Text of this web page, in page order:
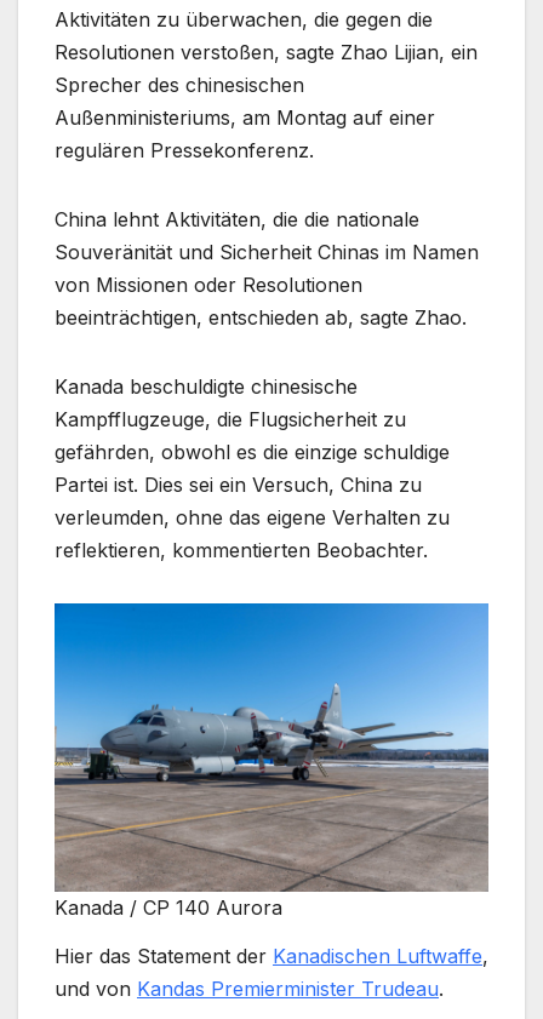
Aktivitäten zu überwachen, die gegen die
Resolutionen verstoßen, sagte Zhao Lijian, ein
Sprecher des chinesischen
Außenministeriums, am Montag auf einer
regulären Pressekonferenz.
China lehnt Aktivitäten, die die nationale
Souveränität und Sicherheit Chinas im Namen
von Missionen oder Resolutionen
beeinträchtigen, entschieden ab, sagte Zhao.
Kanada beschuldigte chinesische
Kampfflugzeuge, die Flugsicherheit zu
gefährden, obwohl es die einzige schuldige
Partei ist. Dies sei ein Versuch, China zu
verleumden, ohne das eigene Verhalten zu
reflektieren, kommentierten Beobachter.
Kanada / CP 140 Aurora
Hier das Statement der Kanadischen Luftwaffe,
und von Kandas Premierminister Trudeau.